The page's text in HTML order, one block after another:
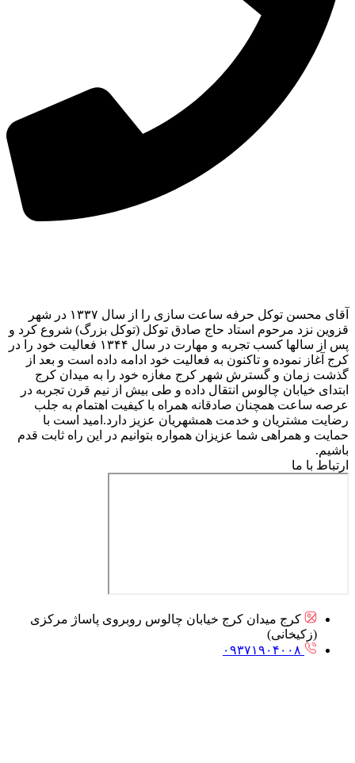
آقای محسن توکل حرفه ساعت سازی را از سال ۱۳۳۷ در شهر
قزوین نزد مرحوم استاد حاج صادق توکل (توکل بزرگ) شروع کرد و
پس از سالها کسب تجربه و مهارت در سال ۱۳۴۴ فعالیت خود را در
کرج آغاز نموده و تاکنون به فعالیت خود ادامه داده است و بعد از
گذشت زمان و گسترش شهر کرج مغازه خود را به میدان کرج
ابتدای خیابان چالوس انتقال داده و طی بیش از نیم قرن تجربه در
عرصه ساعت همچنان صادقانه همراه با کیفیت اهتمام به جلب
رضایت مشتریان و خدمت همشهریان عزیز دارد.امید است با
حمایت و همراهی شما عزیزان همواره بتوانیم در این راه ثابت قدم
باشیم.
ارتباط با ما
کرج میدان کرج خیابان چالوس روبروی پاساژ مرکزی
(زکیخانی)
۰۹۳۷۱۹۰۴۰۰۸